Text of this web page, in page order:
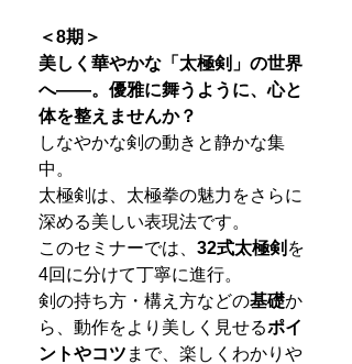
＜8期＞
美しく華やかな「太極剣」の世界
へ――。優雅に舞うように、心と
体を整えませんか？
しなやかな剣の動きと静かな集
中。
太極剣は、太極拳の魅力をさらに
深める美しい表現法です。
このセミナーでは、 32式太極剣 を
4回に分けて丁寧に進行。
剣の持ち方・構え方などの基礎か
ら、動作をより美しく見せるポイ
ントやコツ まで、楽しくわかりや